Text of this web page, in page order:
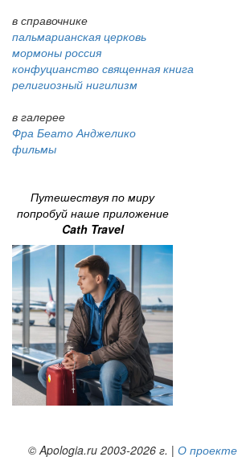
в справочнике
пальмарианская церковь
мормоны россия
конфуцианство священная книга
религиозный нигилизм
в галерее
Фра Беато Анджелико
фильмы
Путешествуя по миру
попробуй наше приложение
Cath Travel
© Apologia.ru 2003-2026 г. | О проекте